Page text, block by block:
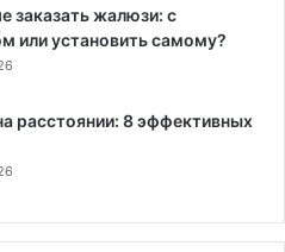
заказать жалюзи: с
или установить самому?
расстоянии: 8 эффективных